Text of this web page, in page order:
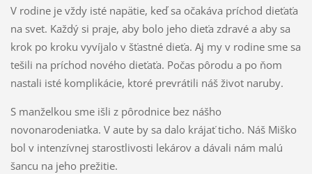
V rodine je vždy isté napätie, keď sa očakáva príchod dieťaťa
na svet. Každý si praje, aby bolo jeho dieťa zdravé a aby sa
krok po kroku vyvíjalo v šťastné dieťa. Aj my v rodine sme sa
tešili na príchod nového dieťaťa. Počas pôrodu a po ňom
nastali isté komplikácie, ktoré prevrátili náš život naruby.
S manželkou sme išli z pôrodnice bez nášho
novonarodeniatka. V aute by sa dalo krájať ticho. Náš Miško
bol v intenzívnej starostlivosti lekárov a dávali nám malú
šancu na jeho prežitie.